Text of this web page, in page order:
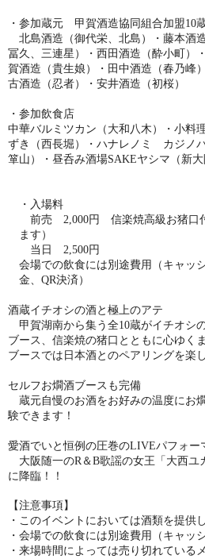
・参加蔵元 甲賀酒造協同組合加盟10
北島酒造（御代栄、北島）・藤本酒
冨久、三連星）・西田酒造（酔小町）
賀酒造（貴生娘）・田中酒造（春乃峰
古酒造（忍者）・安井酒造（初桜）
・参加飲食店
中華バルミツカン（大和八木）・小料
ずき（西長堀）・ハナレノミ カジノ
箪山）・昼呑み酒場SAKEヤシマ（新大
・入場料
前売 2,000円 信楽焼高級お猪口
ます）
当日 2,500円
会場での飲食には別途費用（キャッ
金、QR決済）
酒蔵イチオシの酒と極上のアテ
甲賀湖南から集う全10蔵がイチオシ
ブース、信楽焼の猪口とともに心ゆく
ブースでは日本酒とのペアリングを楽
セルフお燗酒ブースも完備
蔵元自慢のお酒をお好みの温度にお
験できます！
愛酒でいと恒例の圧巻のLIVEパフォー
大阪随一のR＆B歌謡の女王「大西ユ
に降臨！！
【注意事項】
・このイベントにおいては酒類を提供
・会場での飲食には別途費用（キャッ
・来場時間によっては売り切れている